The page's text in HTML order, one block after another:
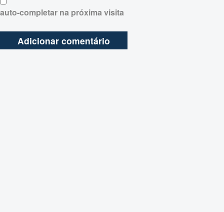
auto-completar na próxima visita